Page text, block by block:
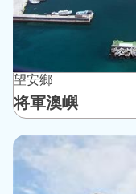
望安鄉
将軍澳嶼